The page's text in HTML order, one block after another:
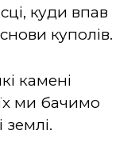
куди впав
куполів.
камені
ми бачимо